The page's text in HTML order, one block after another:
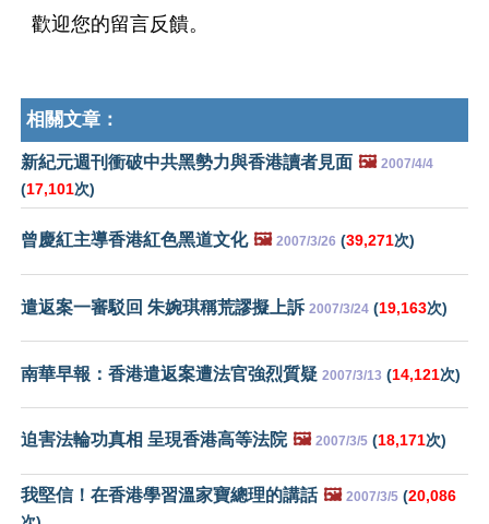
歡迎您的留言反饋。
相關文章：
新紀元週刊衝破中共黑勢力與香港讀者見面 🖼️ 2007/4/4
(17,101次)
曾慶紅主導香港紅色黑道文化 🖼️ 2007/3/26 (39,271次)
遣返案一審駁回 朱婉琪稱荒謬擬上訴 2007/3/24 (19,163次)
南華早報：香港遣返案遭法官強烈質疑 2007/3/13 (14,121次)
迫害法輪功真相 呈現香港高等法院 🖼️ 2007/3/5 (18,171次)
我堅信！在香港學習溫家寶總理的講話 🖼️ 2007/3/5 (20,086